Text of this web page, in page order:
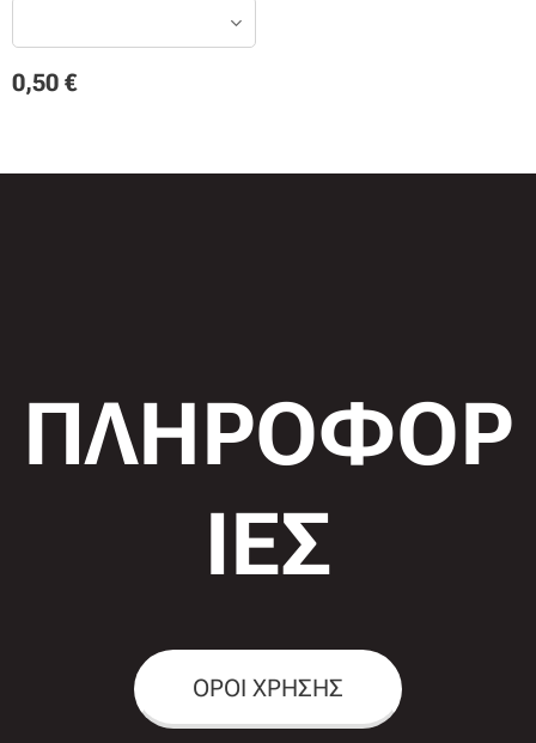
0,50 €
ΠΛΗΡΟΦΟΡ
ΙΕΣ
ΟΡΟΙ ΧΡΗΣΗΣ